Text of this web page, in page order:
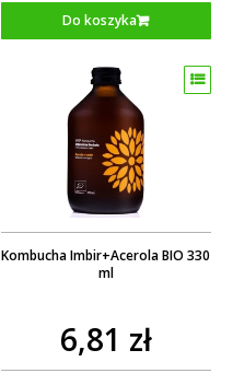
Do koszyka
Kombucha Imbir+Acerola BIO 330
ml
6,81 zł